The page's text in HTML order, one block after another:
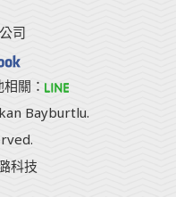
司
關：
Bayburtlu.
科技